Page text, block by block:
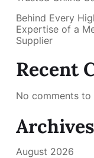
Behind Every
Expertise of a
Supplier
Recent
No comments to
Archives
August 2026